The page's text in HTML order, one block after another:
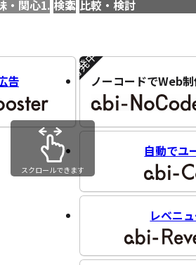
・関心
検索 比較・検討
告 ノーコードでWeb
開発中!!
自動でユ
レベニ
スクロールできます